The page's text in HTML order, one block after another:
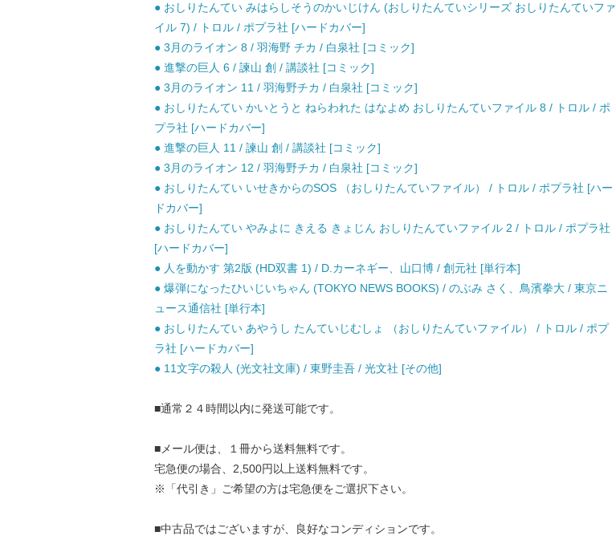
● おしりたんてい みはらしそうのかいじけん (おしりたんていシリーズ おしりたんていファ
イル 7) / トロル / ポプラ社 [ハードカバー]
● 3月のライオン 8 / 羽海野 チカ / 白泉社 [コミック]
● 進撃の巨人 6 / 諫山 創 / 講談社 [コミック]
● 3月のライオン 11 / 羽海野チカ / 白泉社 [コミック]
● おしりたんてい かいとうと ねらわれた はなよめ おしりたんていファイル 8 / トロル / ポ
プラ社 [ハードカバー]
● 進撃の巨人 11 / 諫山 創 / 講談社 [コミック]
● 3月のライオン 12 / 羽海野チカ / 白泉社 [コミック]
● おしりたんてい いせきからのSOS （おしりたんていファイル） / トロル / ポプラ社 [ハー
ドカバー]
● おしりたんてい やみよに きえる きょじん おしりたんていファイル 2 / トロル / ポプラ社
[ハードカバー]
● 人を動かす 第2版 (HD双書 1) / D.カーネギー、山口博 / 創元社 [単行本]
● 爆弾になったひいじいちゃん (TOKYO NEWS BOOKS) / のぶみ さく、鳥濱拳大 / 東京ニ
ュース通信社 [単行本]
● おしりたんてい あやうし たんていじむしょ （おしりたんていファイル） / トロル / ポプ
ラ社 [ハードカバー]
● 11文字の殺人 (光文社文庫) / 東野圭吾 / 光文社 [その他]
■通常２４時間以内に発送可能です。
■メール便は、１冊から送料無料です。
宅急便の場合、2,500円以上送料無料です。
※「代引き」ご希望の方は宅急便をご選択下さい。
■中古品ではございますが、良好なコンディションです。